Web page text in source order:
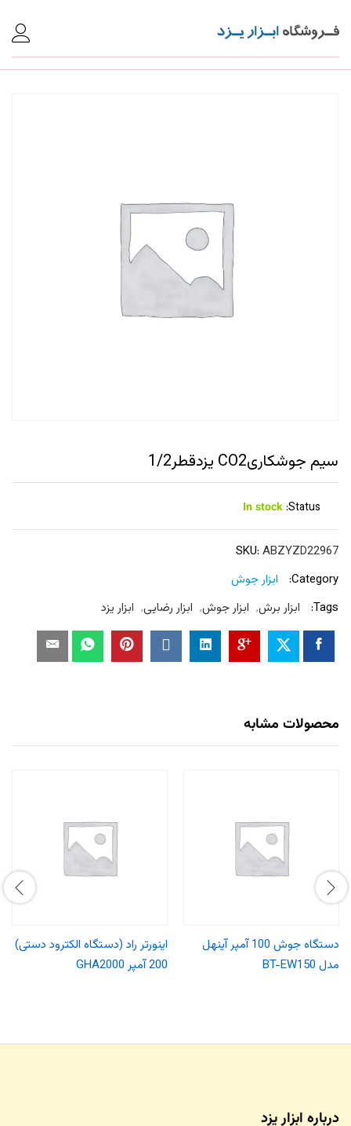
سیم جوشکاریCO2 یزدقطر1/2
Status:
In stock
SKU: ABZYZD22967
Category:
ابزار جوش
Tags:
ابزار برش, ابزار جوش, ابزار رضایی, ابزار یزد
محصولات مشابه
دستگاه جوش 100 آمپر آینهل
مدل BT-EW150
اینورتر راد (دستگاه الکترود دستی)
200 آمپر GHA2000
درباره ابزار یزد